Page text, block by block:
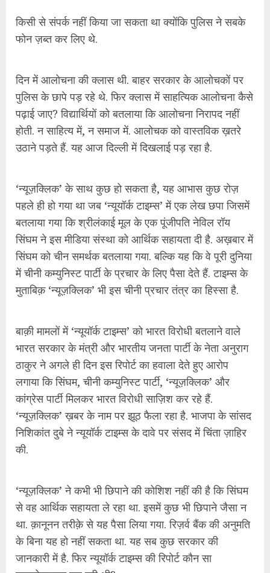
किसी से संपर्क नहीं किया जा सकता था क्योंकि पुलिस ने सबके
फोन ज़ब्त कर लिए थे.
दिन में आलोचना की क्लास थी. बाहर सरकार के आलोचकों पर
पुलिस के छापे पड़ रहे थे. फिर क्लास में साहत्यिक आलोचना कैसे
पढ़ाई जाए? विद्यार्थियों को बतलाया कि आलोचना निरापद नहीं
होती. न साहित्य में, न समाज में. आलोचक को वास्तविक ख़तरे
उठाने पड़ते हैं. यह आज दिल्ली में दिखलाई पड़ रहा है.
‘न्यूज़क्लिक’ के साथ कुछ हो सकता है, यह आभास कुछ रोज़
पहले ही हो गया था जब ‘न्यूयॉर्क टाइम्स’ में एक लेख छपा जिसमें
बतलाया गया कि श्रीलंकाई मूल के एक पूंजीपति नेविल रॉय
सिंघम ने इस मीडिया संस्था को आर्थिक सहायता दी है. अख़बार में
सिंघम को चीन समर्थक बतलाया गया. बल्कि यह कि वे पूरी दुनिया
में चीनी कम्युनिस्ट पार्टी के प्रचार के लिए पैसा देते हैं. टाइम्स के
मुताबिक़ ‘न्यूज़क्लिक’ भी इस चीनी प्रचार तंत्र का हिस्सा है.
बाक़ी मामलों में ‘न्यूयॉर्क टाइम्स’ को भारत विरोधी बतलाने वाले
भारत सरकार के मंत्री और भारतीय जनता पार्टी के नेता अनुराग
ठाकुर ने अगले ही दिन इस रिपोर्ट का हवाला देते हुए आरोप
लगाया कि सिंघम, चीनी कम्युनिस्ट पार्टी, ‘न्यूज़क्लिक’ और
कांग्रेस पार्टी मिलकर भारत विरोधी साज़िश कर रहे हैं.
‘न्यूज़क्लिक’ ख़बर के नाम पर झूठ फैला रहा है. भाजपा के सांसद
निशिकांत दुबे ने न्यूयॉर्क टाइम्स के दावे पर संसद में चिंता ज़ाहिर
की.
‘न्यूज़क्लिक’ ने कभी भी छिपाने की कोशिश नहीं की है कि सिंघम
से वह आर्थिक सहायता ले रहा था. इसमें कुछ भी छिपाने जैसा न
था. क़ानूनन तरीक़े से यह पैसा लिया गया. रिज़र्व बैंक की अनुमति
के बिना यह हो नहीं सकता था. यह सब कुछ सरकार की
जानकारी में है. फिर न्यूयॉर्क टाइम्स की रिपोर्ट कौन सा